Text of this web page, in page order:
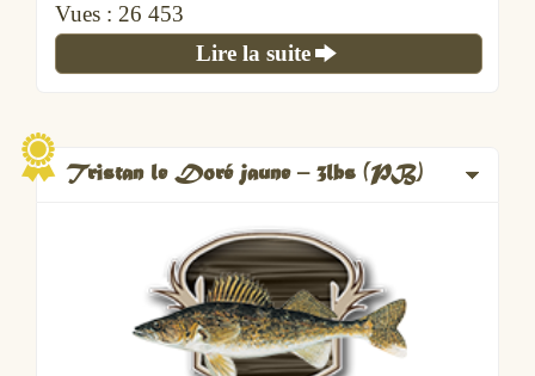
Vues : 26 453
Lire la suite
Tristan le Doré jaune – 3lbs (PB)